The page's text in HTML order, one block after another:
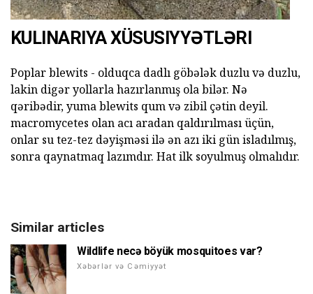
KULINARIYA XÜSUSIYYƏTLƏRI
Poplar blewits - olduqca dadlı göbələk duzlu və duzlu,
lakin digər yollarla hazırlanmış ola bilər. Nə
qəribədir, yuma blewits qum və zibil çətin deyil.
macromycetes olan acı aradan qaldırılması üçün,
onlar su tez-tez dəyişməsi ilə ən azı iki gün isladılmış,
sonra qaynatmaq lazımdır. Hat ilk soyulmuş olmalıdır.
Similar articles
Wildlife necə böyük mosquitoes var?
Xəbərlər və Cəmiyyət